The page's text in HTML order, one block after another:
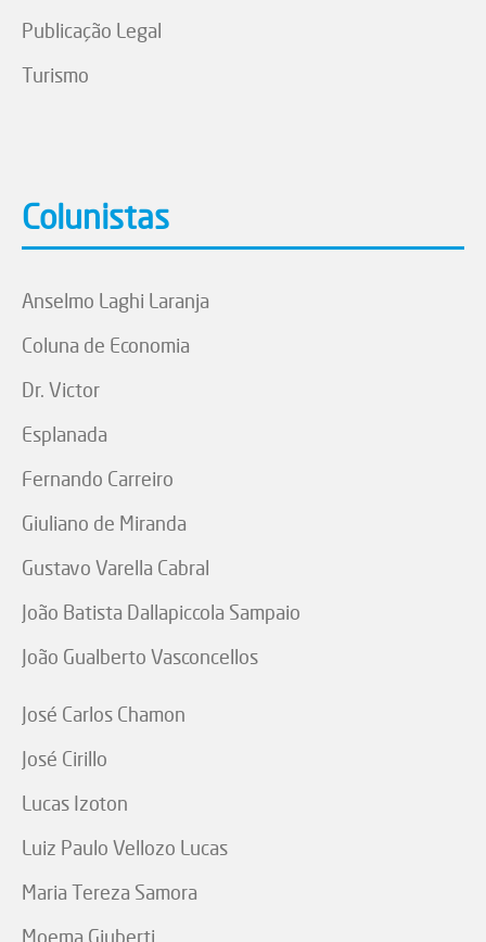
Publicação Legal
Turismo
Colunistas
Anselmo Laghi Laranja
Coluna de Economia
Dr. Victor
Esplanada
Fernando Carreiro
Giuliano de Miranda
Gustavo Varella Cabral
João Batista Dallapiccola Sampaio
João Gualberto Vasconcellos
José Carlos Chamon
José Cirillo
Lucas Izoton
Luiz Paulo Vellozo Lucas
Maria Tereza Samora
Moema Giuberti